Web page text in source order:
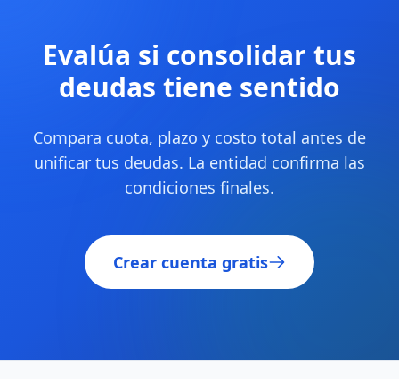
Evalúa si consolidar tus
deudas tiene sentido
Compara cuota, plazo y costo total antes de
unificar tus deudas. La entidad confirma las
condiciones finales.
Crear cuenta gratis